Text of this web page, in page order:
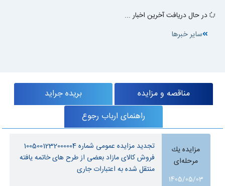
در حال دریافت آخرین اخبار ...
سایر خبرها
مناقصه و مزایده
بریده جراید
راهنمای ارباب رجوع
مزایده یك
مرحله‌ای
1405/05/03
تجدید مزایده عمومی شماره 1005001232000004
فروش کالای مازاد بعضی از طرح های خاتمه یافته
منتقل شده به اعتبارات جاری